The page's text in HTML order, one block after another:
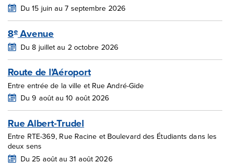
Du 15 juin au 7 septembre 2026
8eAvenue
Du 8 juillet au 2 octobre 2026
Route de l'Aéroport
Entre entrée de la ville et Rue André-Gide
Du 9 août au 10 août 2026
Rue Albert-Trudel
Entre RTE-369, Rue Racine et Boulevard des Étudiants dans les
deux sens
Du 25 août au 31 août 2026